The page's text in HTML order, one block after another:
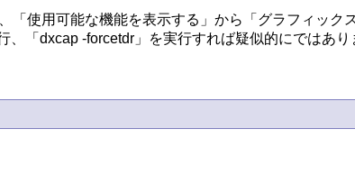
使用可能な機能を表示する」から「グラフィック
「dxcap -forcetdr」を実行すれば疑似的にではあり